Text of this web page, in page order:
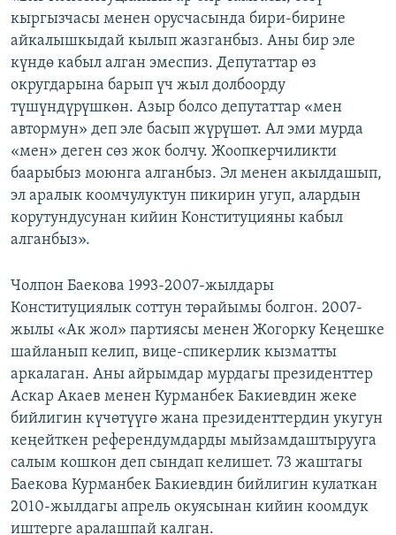
кыргызчасы менен орусчасында бири-бирине
айкалышкыдай кылып жазганбыз. Аны бир эле
күндө кабыл алган эмеспиз. Депутаттар өз
округдарына барып үч жыл долбоорду
түшүндүрүшкөн. Азыр болсо депутаттар «мен
автормун» деп эле басып жүрүшөт. Ал эми мурда
«мен» деген сөз жок болчу. Жоопкерчиликти
баарыбыз моюнга алганбыз. Эл менен акылдашып,
эл аралык коомчулуктун пикирин угуп, алардын
корутундусунан кийин Конституцияны кабыл
алганбыз».
Чолпон Баекова 1993-2007-жылдары
Конституциялык соттун төрайымы болгон. 2007-
жылы «Ак жол» партиясы менен Жогорку Кеңешке
шайланып келип, вице-спикерлик кызматты
аркалаган. Аны айрымдар мурдагы президенттер
Аскар Акаев менен Курманбек Бакиевдин жеке
бийлигин күчөтүүгө жана президенттердин укугун
кеңейткен референдумдарды мыйзамдаштырууга
салым кошкон деп сындап келишет. 73 жаштагы
Баекова Курманбек Бакиевдин бийлигин кулаткан
2010-жылдагы апрель окуясынан кийин коомдук
иштерге аралашпай калган.